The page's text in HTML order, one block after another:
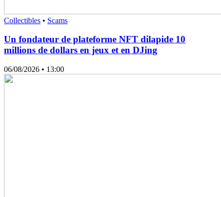
Collectibles • Scams
Un fondateur de plateforme NFT dilapide 10
millions de dollars en jeux et en DJing
06/08/2026 • 13:00